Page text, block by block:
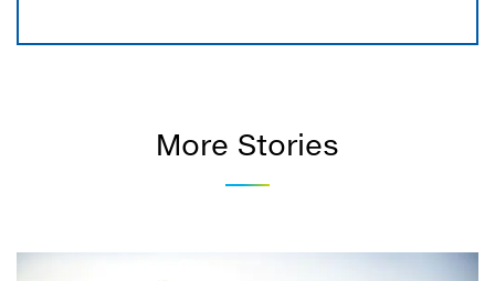
More Stories